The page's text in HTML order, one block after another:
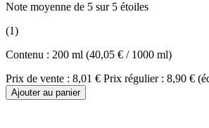
Note moyenne de 5 sur 5 étoiles
(1)
Contenu : 200 ml (40,05 € / 1000 ml)
Prix de vente : 8,01 € Prix régulier : 8,90 €
Ajouter au panier